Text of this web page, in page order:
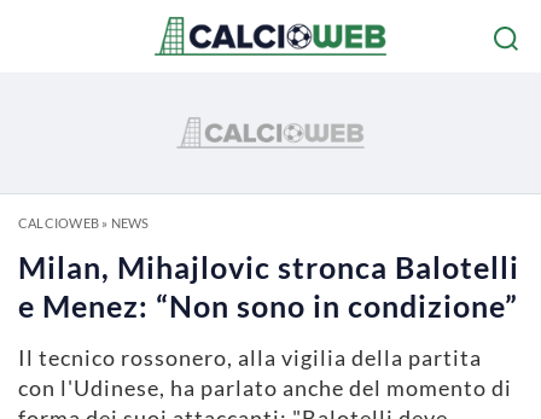
CALCIOWEB» NEWS
Milan, Mihajlovic stronca Balotelli
e Menez: “Non sono in condizione”
Il tecnico rossonero, alla vigilia della partita
con l'Udinese, ha parlato anche del momento di